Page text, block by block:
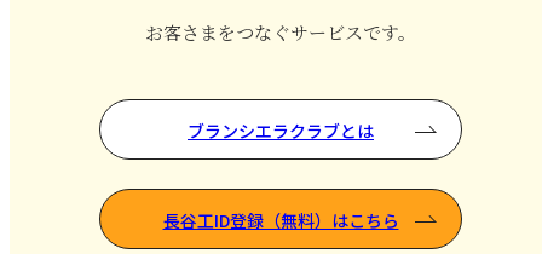
お客さまをつなぐサービスです。
ブランシエラクラブとは
長谷工ID登録（無料）はこちら